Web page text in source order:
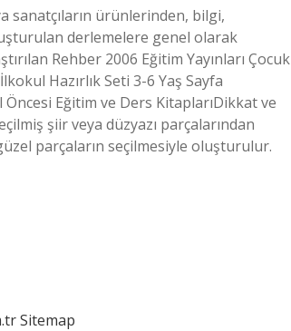
sanatçıların ürünlerinden, bilgi,
derlemelere genel olarak
Rehber 2006 Eğitim Yayınları Çocuk
Hazırlık Seti 3-6 Yaş Sayfa
Öncesi Eğitim ve Ders KitaplarıDikkat ve
şiir veya düzyazı parçalarından
parçaların seçilmesiyle oluşturulur.
Sitemap